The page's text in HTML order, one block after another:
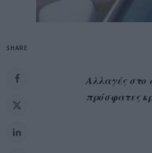
SHARE
Αλλαγές στο
πρόσφατες